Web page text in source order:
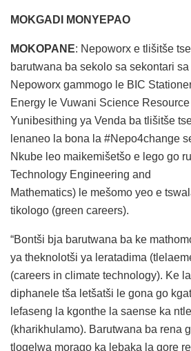
MOKGADI MONYEPAO
MOKOPANE: Nepoworx e tlišitše
barutwana ba sekolo sa sekontari
Nepoworx gammogo le BIC
Energy le Vuwani Science
Yunibesithing ya Venda ba tlišitše
lenaneo la bona la #Nepo4change
Nkube leo maikemišetšo e lego go
Technology Engineering and
Mathematics) le mešomo yeo e
tikologo (green careers).
“Bontši bja barutwana ba ke
ya theknolotši ya leratadima
(careers in climate technology). Ke
diphanele tša letšatši le gona go
lefaseng la kgonthe la saense ka
(kharikhulamo). Barutwana ba rena
tlogelwa morago ka lebaka la gore